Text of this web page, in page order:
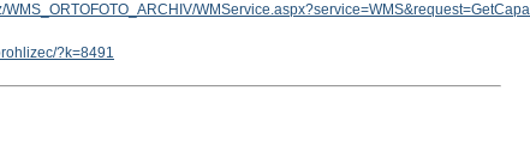
WMS_ORTOFOTO_ARCHIV/
?k=8491